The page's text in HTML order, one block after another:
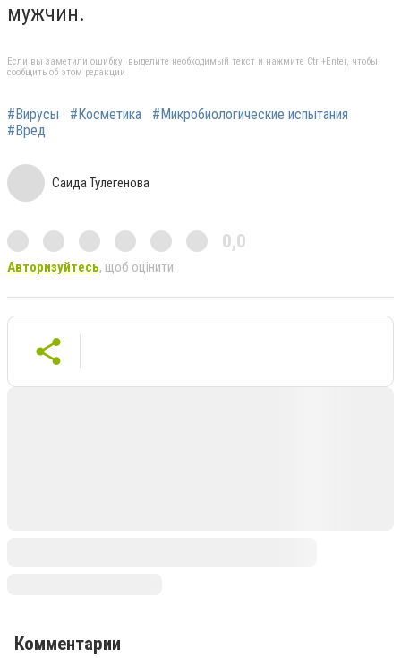
мужчин.
Если вы заметили ошибку, выделите необходимый текст и нажмите Ctrl+Enter, чтобы
сообщить об этом редакции
#Вирусы #Косметика
#Микробиологические испытания
#Вред
Саида Тулегенова
0,0
Авторизуйтесь, щоб оцінити
Комментарии